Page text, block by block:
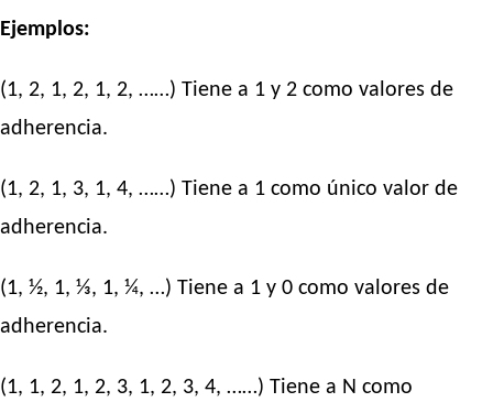
Ejemplos:
(1, 2, 1, 2, 1, 2, ……) Tiene a 1 y 2 como valores de
adherencia.
(1, 2, 1, 3, 1, 4, ……) Tiene a 1 como único valor de
adherencia.
(1, ½, 1, ⅓, 1, ¼, …) Tiene a 1 y 0 como valores de
adherencia.
(1, 1, 2, 1, 2, 3, 1, 2, 3, 4, ……) Tiene a N como